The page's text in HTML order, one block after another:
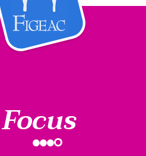
Focus